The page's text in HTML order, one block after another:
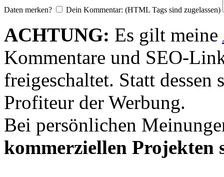
Daten merken? Dein Kommentar: (HTML Tags sind zugelassen)
ACHTUNG: Es gilt meine
Kommentare und SEO-
freigeschaltet. Statt dessen
Profiteur der Werbung.
Bei persönlichen
kommerziellen Projekten